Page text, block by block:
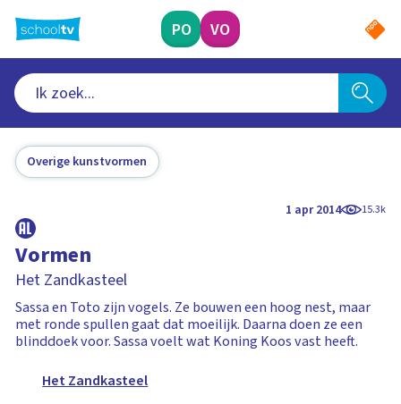
naar
hoofdinhoud
PO VO
Overige kunstvormen
1 apr 2014 15.3k
Vormen
Het Zandkasteel
Sassa en Toto zijn vogels. Ze bouwen een hoog nest, maar
met ronde spullen gaat dat moeilijk. Daarna doen ze een
blinddoek voor. Sassa voelt wat Koning Koos vast heeft.
Het Zandkasteel